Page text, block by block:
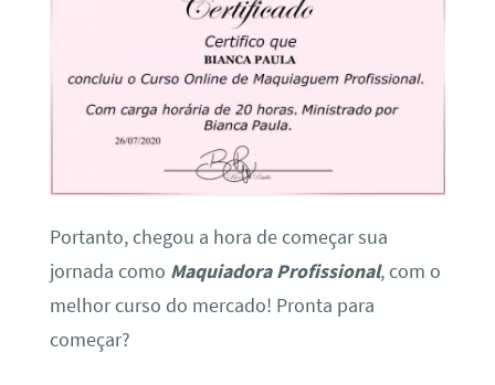
Portanto, chegou a hora de começar sua
jornada como Maquiadora Profissional, com o
melhor curso do mercado! Pronta para
começar?